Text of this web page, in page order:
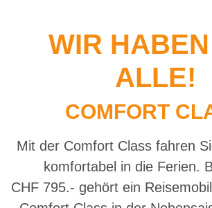
WIR
ALLE!
COMFORT
Mit der Comfort Class fahren
komfortabel in die Ferien.
CHF 795.- gehört ein